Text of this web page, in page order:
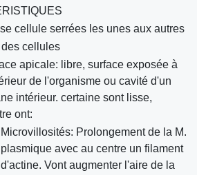
cellule serrées les unes aux autres
cellules
apicale: libre, surface exposée à
de l'organisme ou cavité d'un
intérieur. certaine sont lisse,
ont:
Microvillosités: Prolongement de la M.
plasmique avec au centre un filament
d'actine. Vont augmenter l'aire de la